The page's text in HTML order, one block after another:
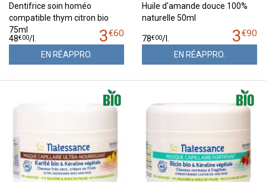
Dentifrice soin homéo
compatible thym citron bio
75ml
3€60
48€00/
EN RÉAPPRO.
Huile d'amande douce 100%
naturelle 50ml
3€90
78€00/
EN RÉAPPRO.